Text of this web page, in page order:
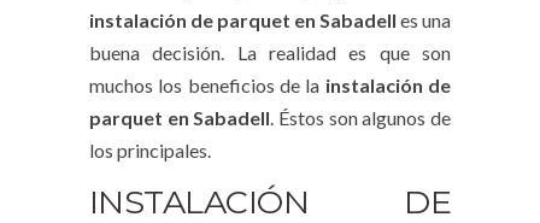
instalación de parquet en Sabadell es una
buena decisión. La realidad es que son
muchos los beneficios de la instalación de
parquet en Sabadell. Éstos son algunos de
los principales.
INSTALACIÓN DE